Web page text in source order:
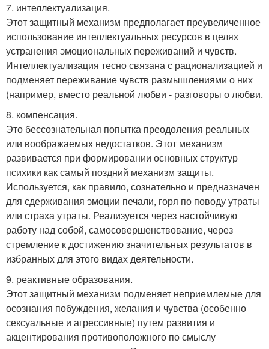
7. интеллектуализация.
Этот защитный механизм предполагает преувеличенное
использование интеллектуальных ресурсов в целях
устранения эмоциональных переживаний и чувств.
Интеллектуализация тесно связана с рационализацией и
подменяет переживание чувств размышлениями о них
(например, вместо реальной любви - разговоры о любви.
8. компенсация.
Это бессознательная попытка преодоления реальных
или воображаемых недостатков. Этот механизм
развивается при формировании основных структур
психики как самый поздний механизм защиты.
Используется, как правило, сознательно и предназначен
для сдерживания эмоции печали, горя по поводу утраты
или страха утраты. Реализуется через настойчивую
работу над собой, самосовершенствование, через
стремление к достижению значительных результатов в
избранных для этого видах деятельности.
9. реактивные образования.
Этот защитный механизм подменяет неприемлемые для
осознания побуждения, желания и чувства (особенно
сексуальные и агрессивные) путем развития и
акцентирования противоположного по смыслу